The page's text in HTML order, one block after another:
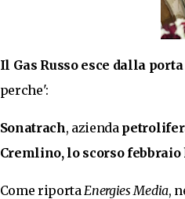
Il Gas Russo esce dalla
perche':
Sonatrach, azienda
Cremlino, lo scorso
Come riportaEnergies Media,